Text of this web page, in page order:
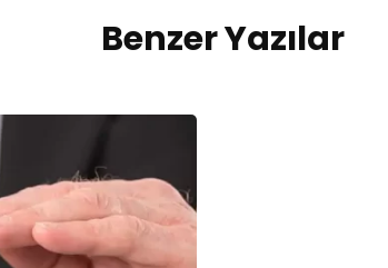
Benzer Yazılar